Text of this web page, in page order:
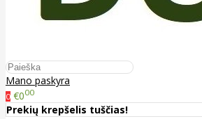
Mano paskyra
0 €000
Prekių krepšelis tuščias!